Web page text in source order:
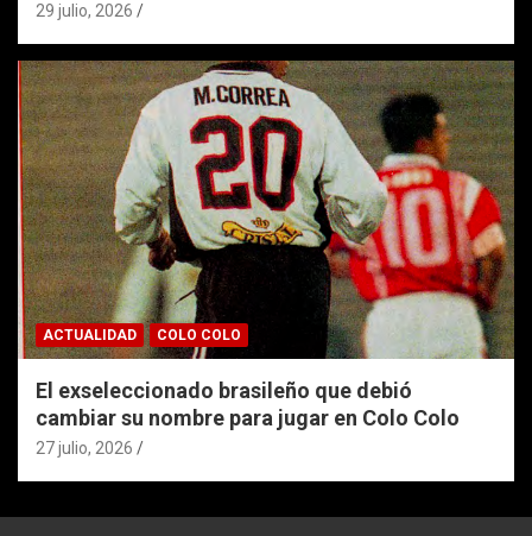
29 julio, 2026
ACTUALIDAD COLO COLO
El exseleccionado brasileño que debió
cambiar su nombre para jugar en Colo Colo
27 julio, 2026